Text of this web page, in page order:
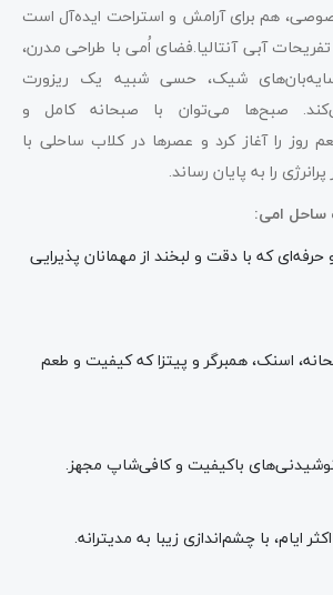
هم برای آرامش و استراحت ایده‌آل است
آبی آنتالیا.فضای اُمی با طراحی مدرن،
شیک، حسی شبیه یک ریزورت
صبح‌ها می‌توان با صبحانه کامل و
را آغاز کرد و عصرها در کلاب ساحلی با
را به پایان رساند.
ساحل امی:
که با دقت و لبخند از مهمانان پذیرایی
اسنک، همبرگر و پیتزا که کیفیت و طعم
باکیفیت و کافی‌شاپ مجهز.
ایام، با چشم‌اندازی زیبا به مدیترانه.